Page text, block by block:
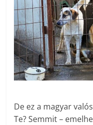
De ez a magyar
Te? Semmit –